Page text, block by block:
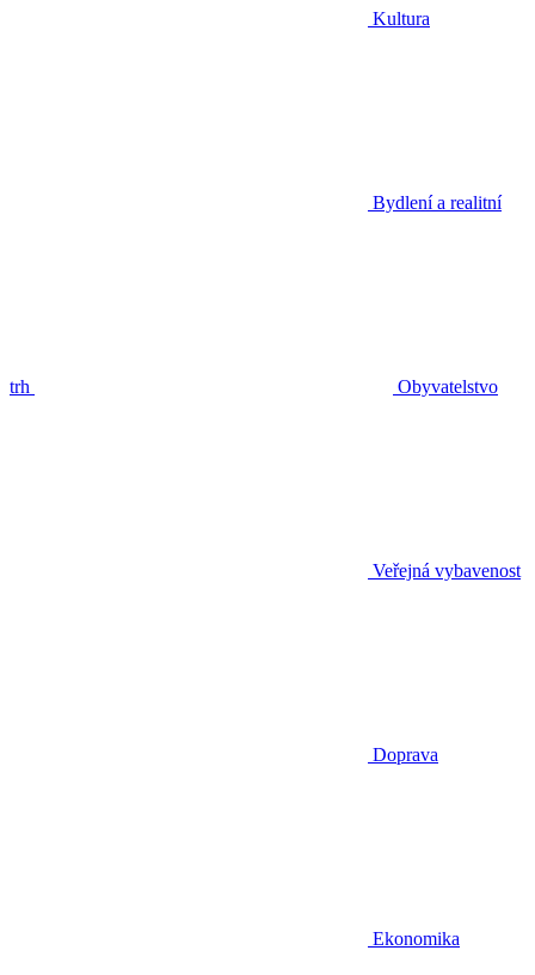
Kultura
Bydlení a realitní
trh Obyvatelstvo
Veřejná vybavenost
Doprava
Ekonomika